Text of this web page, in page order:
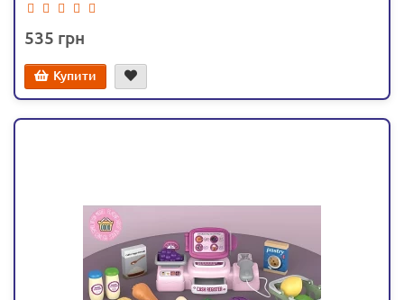
535
Купити